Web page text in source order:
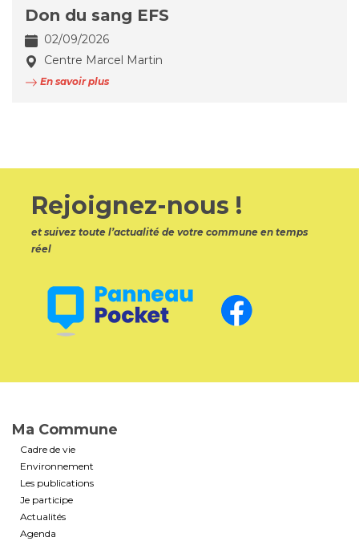
Don du sang EFS
02/09/2026
Centre Marcel Martin
En savoir plus
Rejoignez-nous !
et suivez toute l’actualité de votre commune en temps
réel
Ma Commune
Cadre de vie
Environnement
Les publications
Je participe
Actualités
Agenda